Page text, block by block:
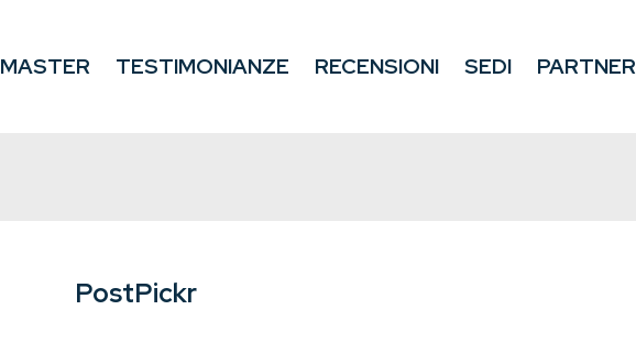
MASTER TESTIMONIANZE RECENSIONI SEDI PARTNER
PostPickr